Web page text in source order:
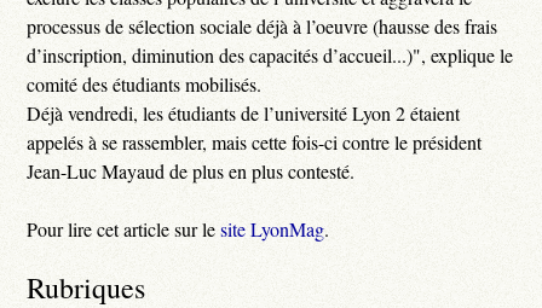
processus de sélection sociale déjà à l’oeuvre (hausse des frais
d’inscription, diminution des capacités d’accueil...)", explique le
comité des étudiants mobilisés.
Déjà vendredi, les étudiants de l’université Lyon 2 étaient
appelés à se rassembler, mais cette fois-ci contre le président
Jean-Luc Mayaud de plus en plus contesté.
Pour lire cet article sur lesite LyonMag.
Rubriques